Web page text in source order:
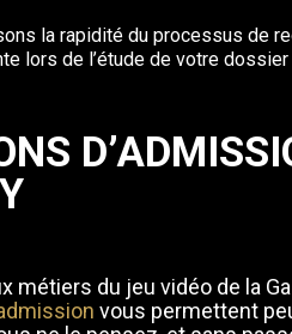
la rapidité du processus de
lors de l’étude de votre
métiers du jeu vidéo de la
vous permettent